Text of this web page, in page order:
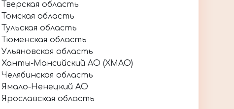
Тверская область
Томская область
Тульская область
Тюменская область
Ульяновская область
Ханты-Мансийский АО (ХМАО)
Челябинская область
Ямало-Ненецкий АО
Ярославская область